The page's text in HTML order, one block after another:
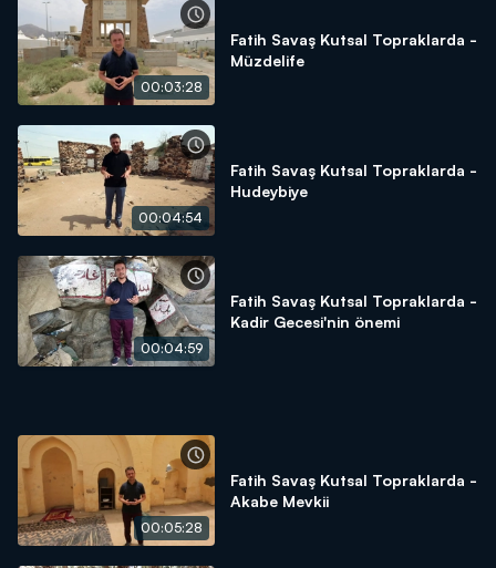
00:03:28
Fatih Savaş Kutsal Topraklarda -
Müzdelife
00:04:54
Fatih Savaş Kutsal Topraklarda -
Hudeybiye
00:04:59
Fatih Savaş Kutsal Topraklarda -
Kadir Gecesi'nin önemi
00:05:28
Fatih Savaş Kutsal Topraklarda -
Akabe Mevkii